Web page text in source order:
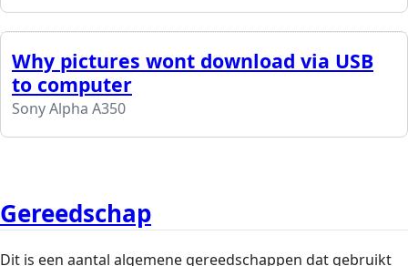
Why pictures wont download via USB
to computer
Sony Alpha A350
Gereedschap
Dit is een aantal algemene gereedschappen dat gebruikt